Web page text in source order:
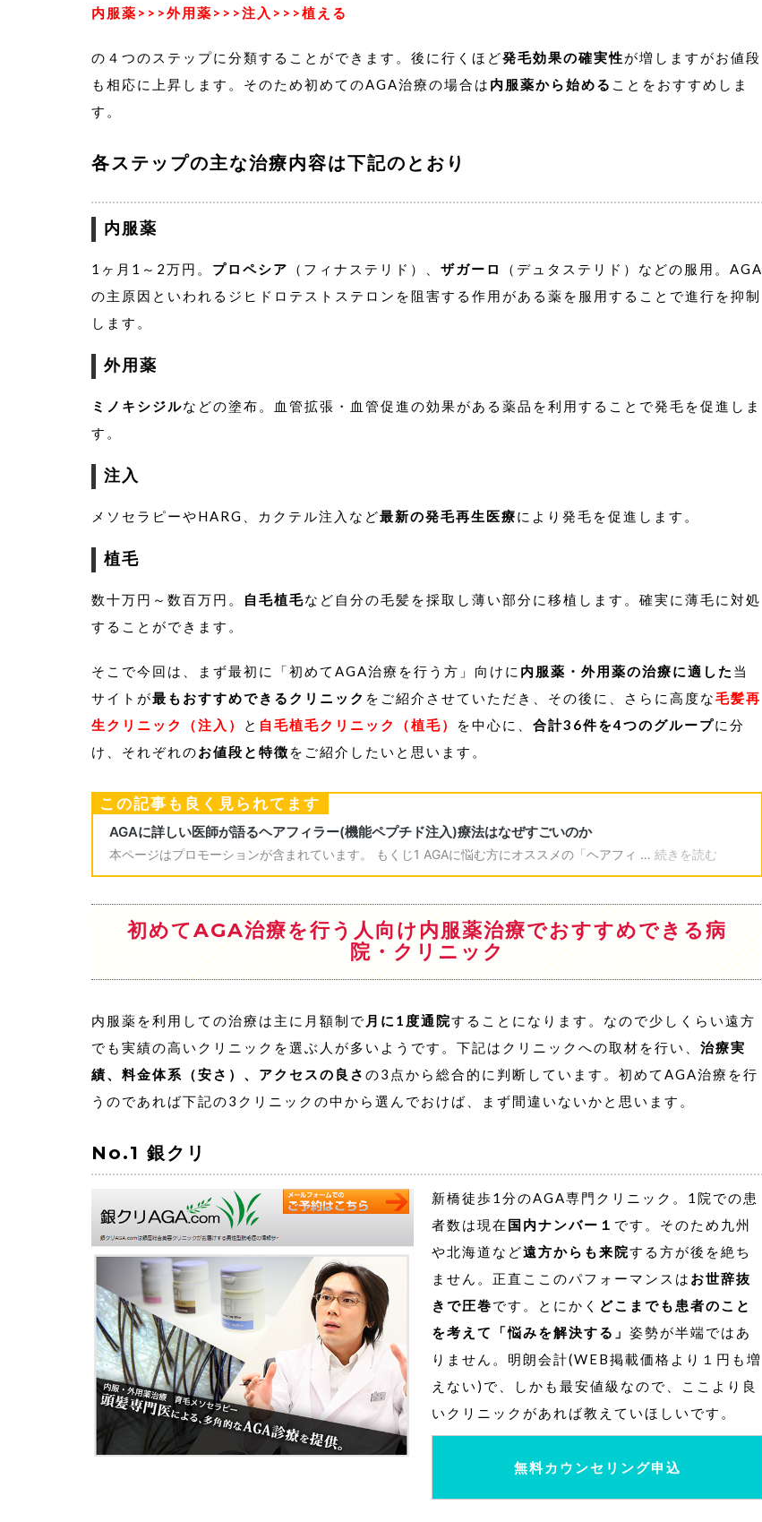
内服薬>>>外用薬>>>注入>>>植える
の４つのステップに分類することができます。後に行くほど発毛効果の確実性が増しますがお値段
も相応に上昇します。そのため初めてのAGA治療の場合は 内服薬から始める ことをおすすめしま
す。
各ステップの主な治療内容は下記のとおり
内服薬
1ヶ月1～2万円。 プロペシア （フィナステリド）、 ザガーロ
（デュタステリド）などの服用。AGA
の主原因といわれるジヒドロテストステロンを阻害する作用がある薬を服用することで進行を抑制
します。
外用薬
ミノキシジルなどの塗布。血管拡張・血管促進の効果がある薬品を利用することで発毛を促進しま
す。
注入
メソセラピーやHARG、カクテル注入など最新の発毛再生医療により発毛を促進します。
植毛
数十万円～数百万円。 自毛植毛など自分の毛髪を採取し薄い部分に移植します。確実に薄毛に対処
することができます。
そこで今回は、まず最初に「初めてAGA治療を行う方」向けに 内服薬・外用薬の治療に適した 当
サイトが最もおすすめできるクリニック をご紹介させていただき、その後に、さらに高度な毛髪再
生クリニック（注入）
と 自毛植毛クリニック（植毛） を中心に、 合計36件を4つのグループに分
け、それぞれのお値段と特徴 をご紹介したいと思います。
この記事も良く見られてます
初めてAGA治療を行う人向け内服薬治療でおすすめできる病
院・クリニック
内服薬を利用しての治療は主に月額制で 月に1度通院することになります。なので少しくらい遠方
でも実績の高いクリニックを選ぶ人が多いようです。下記はクリニックへの取材を行い、 治療実
績、料金体系（安さ）、アクセスの良さ の3点から総合的に判断しています。初めてAGA治療を行
うのであれば下記の3クリニックの中から選んでおけば、まず間違いないかと思います。
No.1 銀クリ
新橋徒歩1分のAGA専門クリニック。1院での患
者数は現在 国内ナンバー１ です。そのため九州
や北海道など遠方からも来院する方が後を絶ち
ません。正直ここのパフォーマンスは お世辞抜
きで圧巻です。とにかく どこまでも患者のこと
を考えて「悩みを解決する」 姿勢が半端ではあ
りません。明朗会計(WEB掲載価格より１円も増
えない)で、しかも最安値級なので、ここより良
いクリニックがあれば教えていほしいです。
無料カウンセリング申込